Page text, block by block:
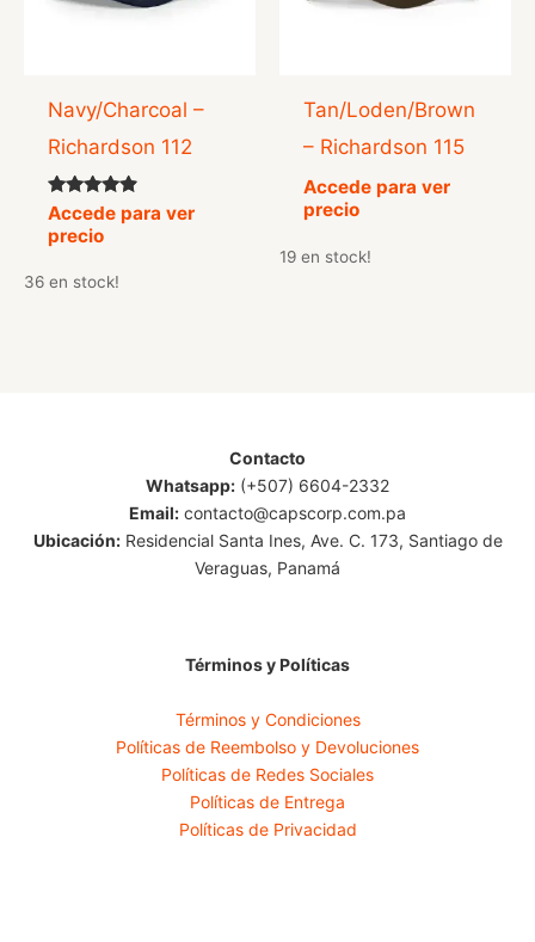
Navy/Charcoal –
Richardson 112
Valorado
con
4.67
Accede para ver
precio
36 en stock!
Tan/Loden/Brown
– Richardson 115
Accede para ver
precio
19 en stock!
Contacto
Whatsapp: (+507) 6604-2332
Email: contacto@capscorp.com.pa
Ubicación:Residencial Santa Ines, Ave. C. 173, Santiago de
Veraguas, Panamá
Términos y Políticas
Términos y Condiciones
Políticas de Reembolso y Devoluciones
Políticas de Redes Sociales
Políticas de Entrega
Políticas de Privacidad